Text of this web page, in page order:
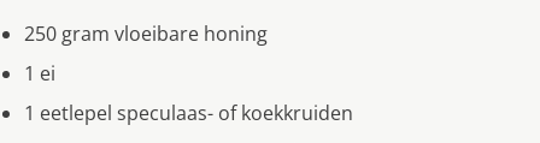
250 gram vloeibare honing
1 ei
1 eetlepel speculaas- of koekkruiden